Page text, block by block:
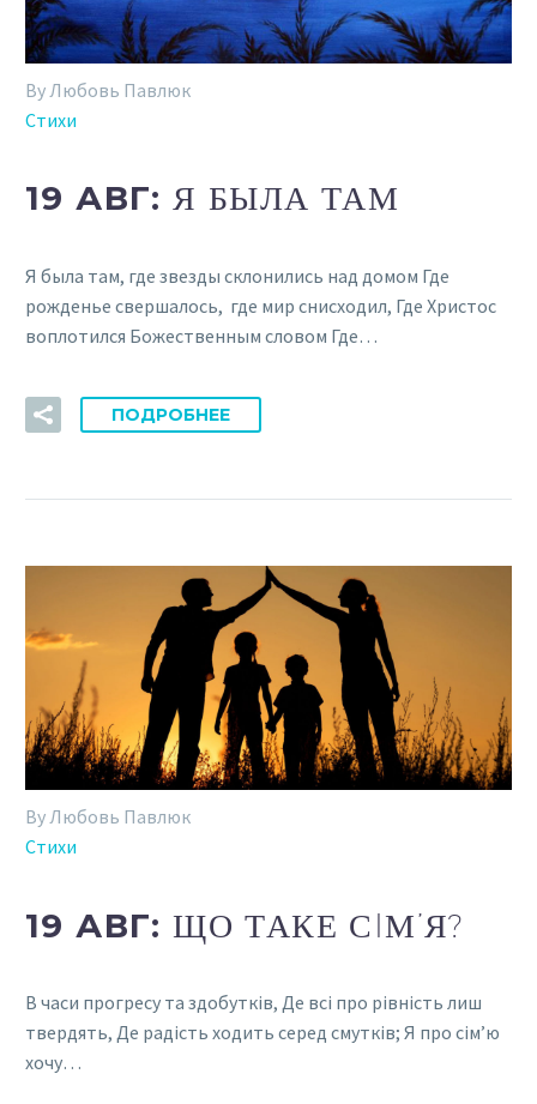
By Любовь Павлюк
Стихи
19 АВГ:Я БЫЛА ТАМ
Я была там, где звезды склонились над домом Где
рожденье свершалось, где мир снисходил, Где Христос
воплотился Божественным словом Где…
ПОДРОБНЕЕ
By Любовь Павлюк
Стихи
19 АВГ:ЩО ТАКЕ СIМ’Я?
В часи прогресу та здобуткiв, Де всi про рiвнiсть лиш
твердять, Де радiсть ходить серед смуткiв; Я про сiм’ю
хочу…